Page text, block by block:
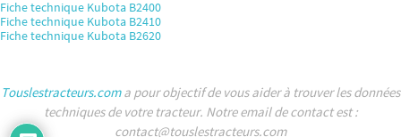
Fiche technique Kubota B2400
Fiche technique Kubota B2410
Fiche technique Kubota B2620
Touslestracteurs.coma pour objectif de vous aider à trouver les données
techniques de votre tracteur. Notre email de contact est :
contact@touslestracteurs.com